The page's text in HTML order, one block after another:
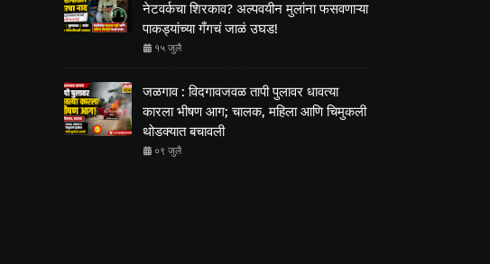
नेटवर्कचा शिरकाव? अल्पवयीन मुलांना फसवणाऱ्या
पाकड्यांच्या गँगचं जाळं उघड!
१५ जुलै
जळगाव : विदगावजवळ तापी पुलावर धावत्या
कारला भीषण आग; चालक, महिला आणि चिमुकली
थोडक्यात बचावली
०९ जुलै